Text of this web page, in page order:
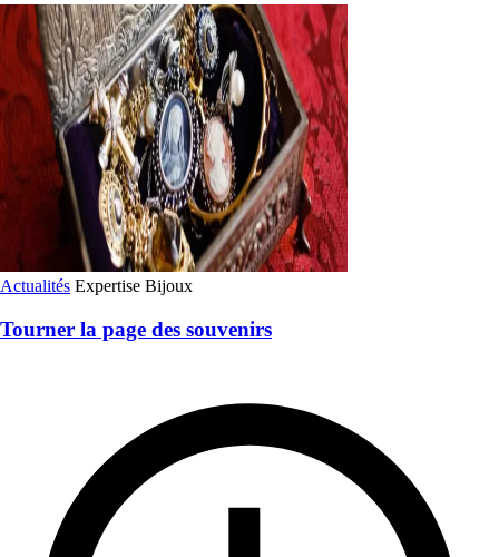
Actualités Expertise Bijoux
Tourner la page des souvenirs